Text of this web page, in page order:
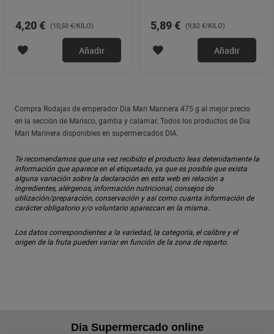
4,20 € (10,50 €/KILO)
Añadir
5,89 € (9,82 €/KILO)
Añadir
Compra Rodajas de emperador Dia Mari Marinera 475 g al mejor precio
en la sección de Marisco, gamba y calamar. Todos los productos de Dia
Mari Marinera disponibles en supermercados DIA.
Te recomendamos que una vez recibido el producto leas detenidamente la
información que aparece en el etiquetado, ya que es posible que exista
alguna variación sobre la declaración en esta web en relación a
ingredientes, alérgenos, información nutricional, consejos de
utilización/preparación, conservación y así como cuanta información de
carácter obligatorio y/o voluntario aparezcan en la misma.
Los datos correspondientes a la variedad, la categoría, el calibre y el
origen de la fruta pueden variar en función de la zona de reparto.
Dia Supermercado online